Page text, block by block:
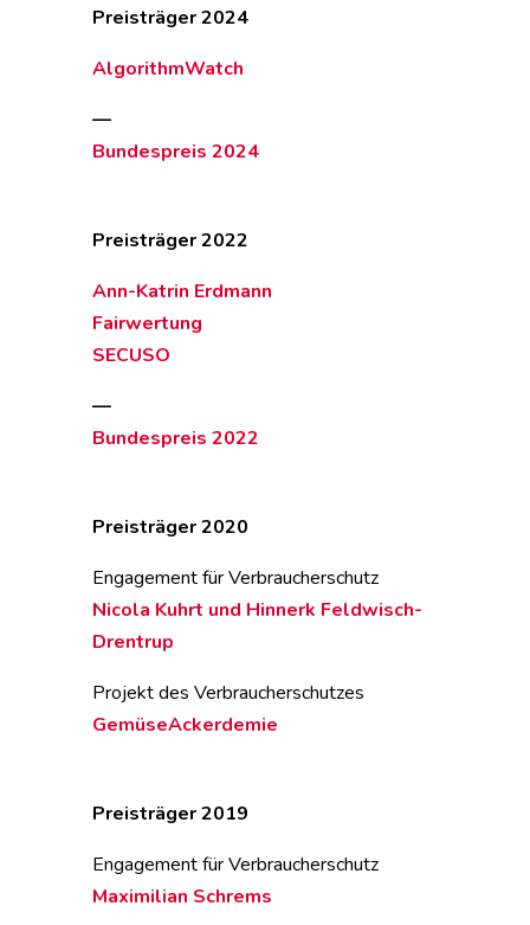
Preisträger 2024
AlgorithmWatch
—
Bundespreis 2024
Preisträger 2022
Ann-Katrin Erdmann
Fairwertung
SECUSO
—
Bundespreis 2022
Preisträger 2020
Engagement für Verbraucherschutz
Nicola Kuhrt und Hinnerk Feldwisch-
Drentrup
Projekt des Verbraucherschutzes
GemüseAckerdemie
Preisträger 2019
Engagement für Verbraucherschutz
Maximilian Schrems